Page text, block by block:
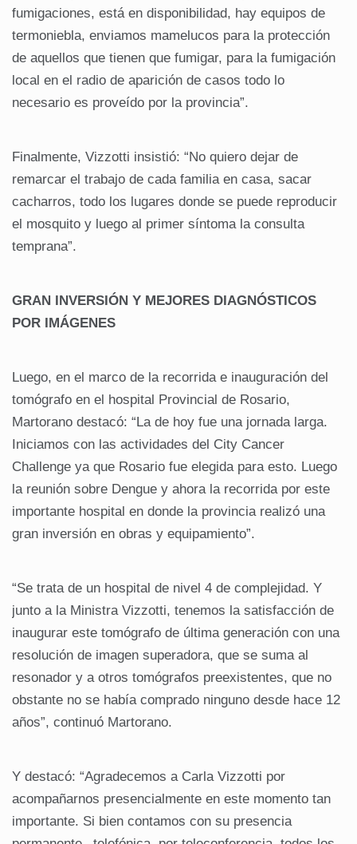
fumigaciones, está en disponibilidad, hay equipos de
termoniebla, enviamos mamelucos para la protección
de aquellos que tienen que fumigar, para la fumigación
local en el radio de aparición de casos todo lo
necesario es proveído por la provincia”.
Finalmente, Vizzotti insistió: “No quiero dejar de
remarcar el trabajo de cada familia en casa, sacar
cacharros, todo los lugares donde se puede reproducir
el mosquito y luego al primer síntoma la consulta
temprana”.
GRAN INVERSIÓN Y MEJORES DIAGNÓSTICOS
POR IMÁGENES
Luego, en el marco de la recorrida e inauguración del
tomógrafo en el hospital Provincial de Rosario,
Martorano destacó: “La de hoy fue una jornada larga.
Iniciamos con las actividades del City Cancer
Challenge ya que Rosario fue elegida para esto. Luego
la reunión sobre Dengue y ahora la recorrida por este
importante hospital en donde la provincia realizó una
gran inversión en obras y equipamiento”.
“Se trata de un hospital de nivel 4 de complejidad. Y
junto a la Ministra Vizzotti, tenemos la satisfacción de
inaugurar este tomógrafo de última generación con una
resolución de imagen superadora, que se suma al
resonador y a otros tomógrafos preexistentes, que no
obstante no se había comprado ninguno desde hace 12
años”, continuó Martorano.
Y destacó: “Agradecemos a Carla Vizzotti por
acompañarnos presencialmente en este momento tan
importante. Si bien contamos con su presencia